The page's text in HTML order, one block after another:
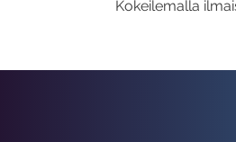
Kokeilemalla